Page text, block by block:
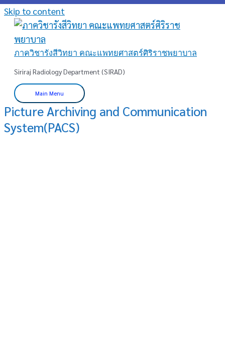
Skip to content
ภาควิชารังสีวิทยา คณะแพทยศาสตร์ศิริราชพยาบาล
Siriraj Radiology Department (SIRAD)
Main Menu
Picture Archiving and Communication
System(PACS)